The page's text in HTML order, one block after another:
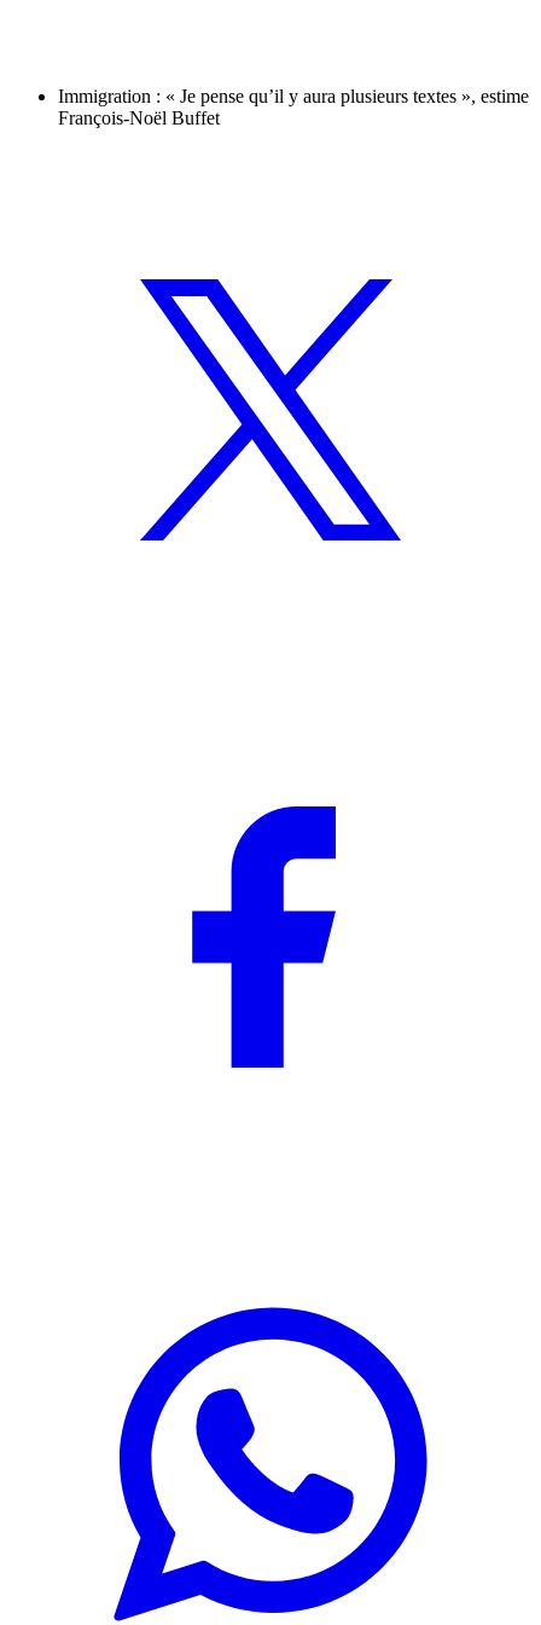
Immigration : « Je pense qu’il y aura plusieurs textes », estime
François-Noël Buffet